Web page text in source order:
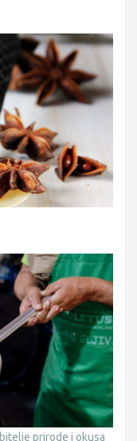
prirode i okusa